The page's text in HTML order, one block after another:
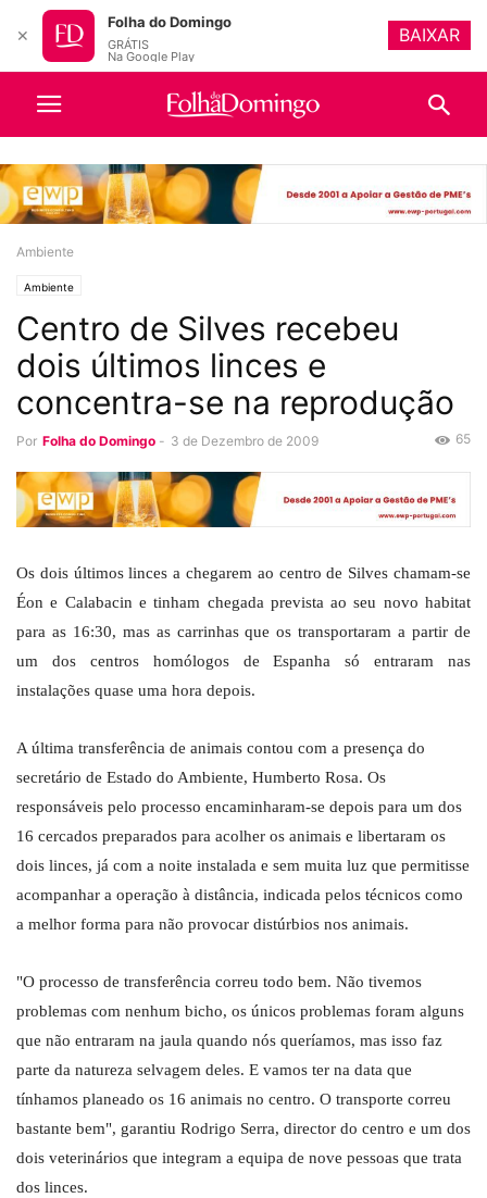
Ambiente
Ambiente
Centro de Silves recebeu
dois últimos linces e
concentra-se na reprodução
Por Folha do Domingo - 3 de Dezembro de 2009 65
Os dois últimos linces a chegarem ao centro de Silves chamam-se
Éon e Calabacin e tinham chegada prevista ao seu novo habitat
para as 16:30, mas as carrinhas que os transportaram a partir de
um dos centros homólogos de Espanha só entraram nas
instalações quase uma hora depois.
A última transferência de animais contou com a presença do
secretário de Estado do Ambiente, Humberto Rosa. Os
responsáveis pelo processo encaminharam-se depois para um dos
16 cercados preparados para acolher os animais e libertaram os
dois linces, já com a noite instalada e sem muita luz que permitisse
acompanhar a operação à distância, indicada pelos técnicos como
a melhor forma para não provocar distúrbios nos animais.
"O processo de transferência correu todo bem. Não tivemos
problemas com nenhum bicho, os únicos problemas foram alguns
que não entraram na jaula quando nós queríamos, mas isso faz
parte da natureza selvagem deles. E vamos ter na data que
tínhamos planeado os 16 animais no centro. O transporte correu
bastante bem", garantiu Rodrigo Serra, director do centro e um dos
dois veterinários que integram a equipa de nove pessoas que trata
dos linces.
✕
Folha do Domingo
GRÁTIS
Na Google Play
BAIXAR